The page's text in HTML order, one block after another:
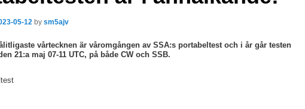
05-12 by sm5ajv
vårtecknen är våromgången av SSA:s portabeltest och i år går testen
21:a maj 07-11 UTC, på både CW och SSB.